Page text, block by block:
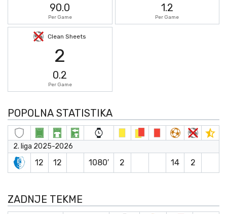
90.0
Per Game
1.2
Per Game
Clean Sheets
2
0.2
Per Game
POPOLNA STATISTIKA
2. liga 2025-2026
12 12 1080′ 2 14 2
ZADNJE TEKME